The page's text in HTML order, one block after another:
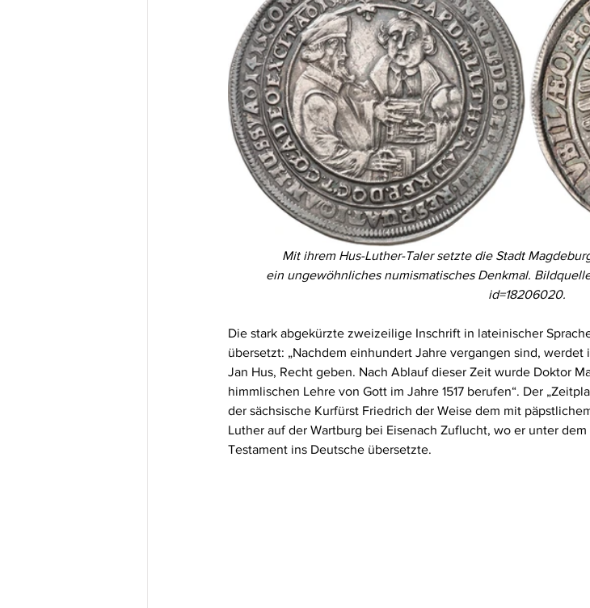
Mit ihrem Hus-Luther-Taler setzte die Stadt
ein ungewöhnliches numismatisches Denkmal.
id=18206020.
Die stark abgekürzte zweizeilige Inschrift in lateinischer
übersetzt: „Nachdem einhundert Jahre vergangen sind, werdet
Jan Hus, Recht geben. Nach Ablauf dieser Zeit wurde Doktor
himmlischen Lehre von Gott im Jahre 1517 berufen“. Der
der sächsische Kurfürst Friedrich der Weise dem mit
Luther auf der Wartburg bei Eisenach Zuflucht, wo er unter dem
Testament ins Deutsche übersetzte.